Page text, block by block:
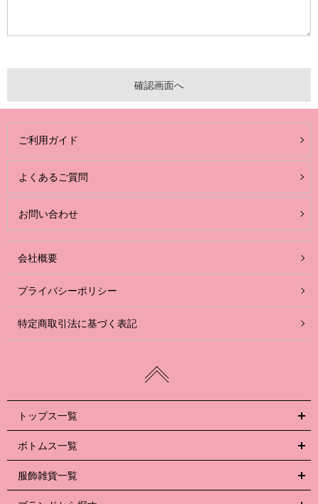
ご利用ガイド
よくあるご質問
お問い合わせ
会社概要
プライバシーポリシー
特定商取引法に基づく表記
トップス一覧
ボトムス一覧
服飾雑貨一覧